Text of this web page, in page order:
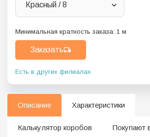
Красный / 8
Минимальная кратность заказа: 1 м
Заказать
Есть в других филиалах
Описание Характеристики
Калькулятор коробов Покупают